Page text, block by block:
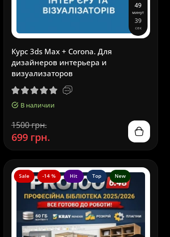
49
минут
38
сек
Курс 3ds Max + Corona. Для
дизайнеров интерьера и
визуализаторов
В наличии
1500 грн.
699 грн.
Sale -14 % Hit Top New